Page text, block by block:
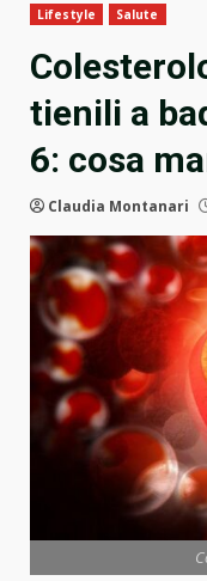
Lifestyle Salute
tienili a
6: cosa
Claudia Montanari